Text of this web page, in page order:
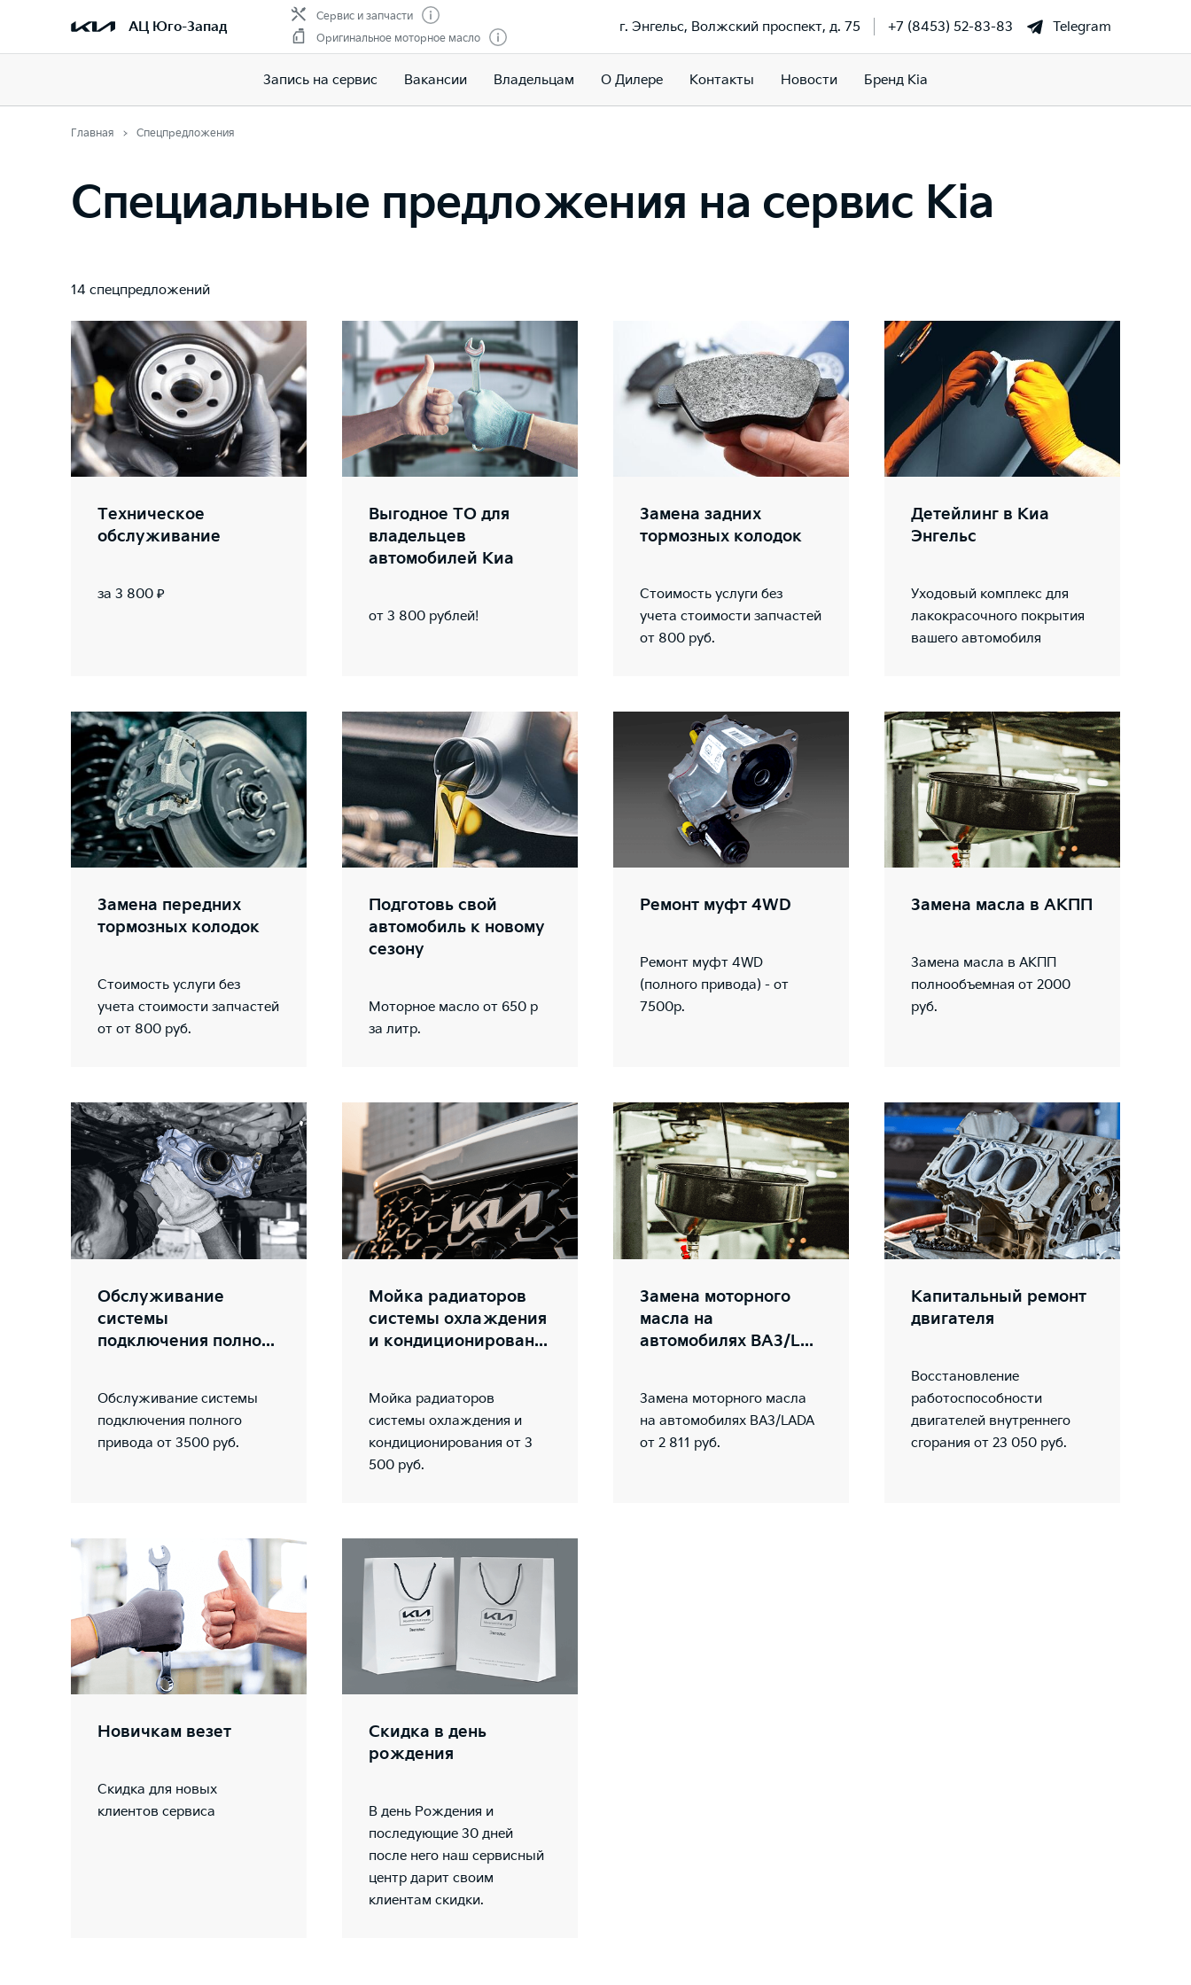
АЦ Юго-Запад
Сервис и запчасти
Оригинальное моторное масло
г. Энгельс, Волжский проспект, д. 75 +7 (8453) 52-83-83 Telegram
Запись на сервис Вакансии Владельцам О Дилере Контакты Новости Бренд Kia
Главная Спецпредложения
Специальные предложения на сервис Kia
14 спецпредложений
Техническое
обслуживание
за 3 800 ₽
Выгодное ТО для
владельцев
автомобилей Киа
от 3 800 рублей!
Замена задних
тормозных колодок
Стоимость услуги без
учета стоимости запчастей
от 800 руб.
Детейлинг в Киа
Энгельс
Уходовый комплекс для
лакокрасочного покрытия
вашего автомобиля
Замена передних
тормозных колодок
Стоимость услуги без
учета стоимости запчастей
от от 800 руб.
Подготовь свой
автомобиль к новому
сезону
Моторное масло от 650 р
за литр.
Ремонт муфт 4WD
Ремонт муфт 4WD
(полного привода) - от
7500р.
Замена масла в АКПП
Замена масла в АКПП
полнообъемная от 2000
руб.
Обслуживание
системы
подключения полно...
Обслуживание системы
подключения полного
привода от 3500 руб.
Мойка радиаторов
системы охлаждения
и кондиционирован...
Мойка радиаторов
системы охлаждения и
кондиционирования от 3
500 руб.
Замена моторного
масла на
автомобилях ВАЗ/L...
Замена моторного масла
на автомобилях ВАЗ/LADA
от 2 811 руб.
Капитальный ремонт
двигателя
Восстановление
работоспособности
двигателей внутреннего
сгорания от 23 050 руб.
Новичкам везет
Скидка для новых
клиентов сервиса
Скидка в день
рождения
В день Рождения и
последующие 30 дней
после него наш сервисный
центр дарит своим
клиентам скидки.